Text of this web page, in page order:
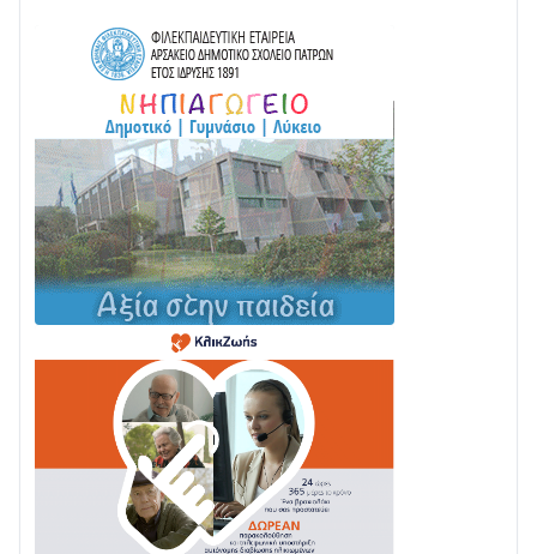
Στο σκοτάδι μεγάλο μέρος στο Λυγιά Ναυπάκτου
Σε τροχιά υλοποίησης η Παράκαμψη του Κέντρου
της Ναυπάκτου
04/08 • 12:08
Σε φουλ ρυθμούς το τμήμα Βόνιτσα – Άγιος Νικόλαος
| Αυτοψία Καββαδά
03/08 • 11:11
Με Αρχιερατική Λαμπρότητα η Πανήγυρη της
Μεταμορφώσεως του Σωτήρος στο Γολέμι
03/08 • 07:45
Ενισχύεται η Πολιτική Προστασία στο Δήμο Αγρινίου
με δύο νέα υδροφόρα οχήματα
02/08 • 18:26
Διαβάστε την «Ναυπακτία» που κυκλοφορεί
31/07 • 08:16